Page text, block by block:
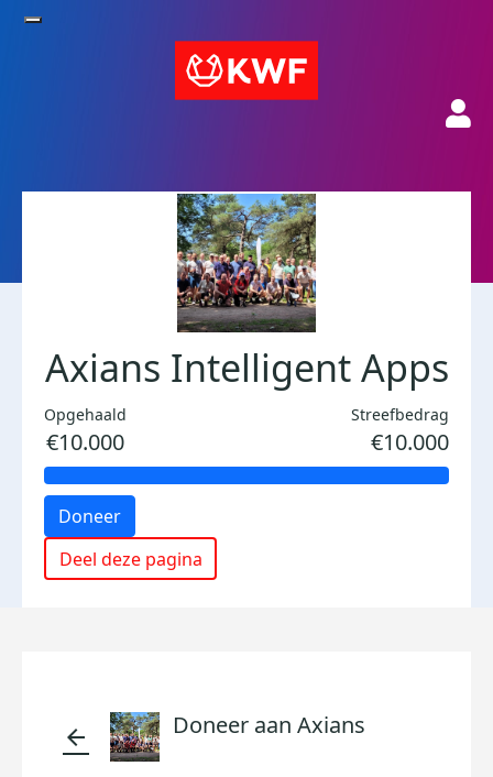
Axians Intelligent Apps
Opgehaald
€10.000
Streefbedrag
€10.000
Doneer
Deel deze pagina
arrow_back Doneer aan Axians